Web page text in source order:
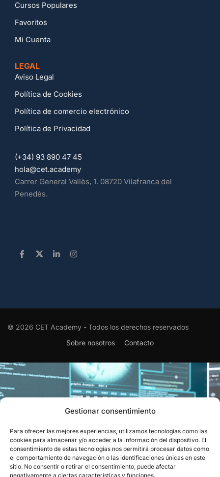
Gestionar consentimiento
Para ofrecer las mejores experiencias, utilizamos tecnologías como las
cookies para almacenar y/o acceder a la información del dispositivo. El
consentimiento de estas tecnologías nos permitirá procesar datos como
el comportamiento de navegación o las identificaciones únicas en este
sitio. No consentir o retirar el consentimiento, puede afectar
negativamente a ciertas características y funciones.
Cursos Populares
Favoritos
Mi Cuenta
LEGAL
Aviso Legal
Política de Cookies
Política de comercio electrónico
Política de Privacidad
(+34) 93 890 47 45
hola@cet.academy
Carrer General Vallès, 1. 08720 Vilafranca del
Penedès.
© 2026 CET Academy - Todos los derechos reservados
Sobre nosotros
Contacto
EL RECONOCIMIENTO QUE
CIERRA EL CÍRCULO
Obtén el aval oficial que certifica tu capacidad para resolver